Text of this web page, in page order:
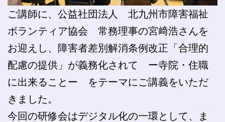
ご講師に、公益社団法人 北九州市障害福祉
ボランティア協会 常務理事の宮﨑浩さんを
お迎えし、障害者差別解消条例改正「合理的
配慮の提供」が義務化されて ー寺院・住職
に出来ることー をテーマにご講義をいただ
きました。
今回の研修会はデジタル化の一環として、ま